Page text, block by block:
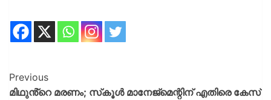
Previous
മിഥുൻ്റെ മരണം; സ്‌കൂള്‍ മാനേജ്‌മെന്റിന് എതിരെ കേസ്